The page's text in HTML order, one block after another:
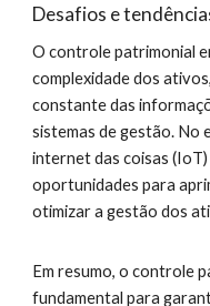
Desafios e
O controle patrimonial
complexidade dos
constante das
sistemas de gestão. No
internet das coisas
oportunidades para
otimizar a gestão dos
Em resumo, o controle
fundamental para